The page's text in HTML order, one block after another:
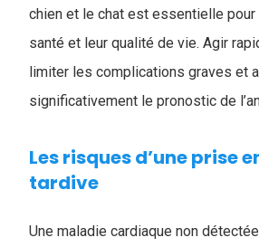
chien et le chat est essentielle
santé et leur qualité de vie. Agir
limiter les complications graves et
significativement le pronostic de
Les risques d’une prise
tardive
Une maladie cardiaque non